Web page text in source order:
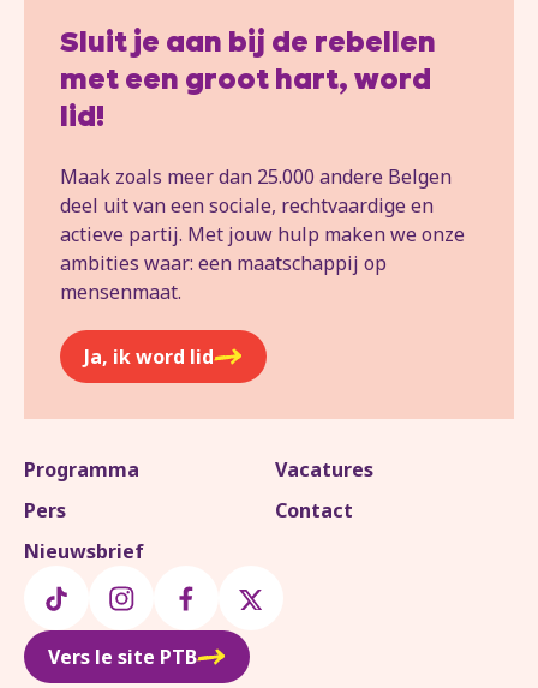
Sluit je aan bij de rebellen
met een groot hart, word
lid!
Maak zoals meer dan 25.000 andere Belgen
deel uit van een sociale, rechtvaardige en
actieve partij. Met jouw hulp maken we onze
ambities waar: een maatschappij op
mensenmaat.
Ja, ik word lid
Programma
Vacatures
Pers
Contact
Nieuwsbrief
Vers le site PTB